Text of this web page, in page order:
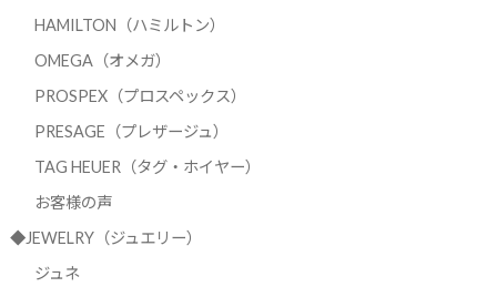
HAMILTON（ハミルトン）
OMEGA（オメガ）
PROSPEX（プロスペックス）
PRESAGE（プレザージュ）
TAG HEUER（タグ・ホイヤー）
お客様の声
◆JEWELRY（ジュエリー）
ジュネ